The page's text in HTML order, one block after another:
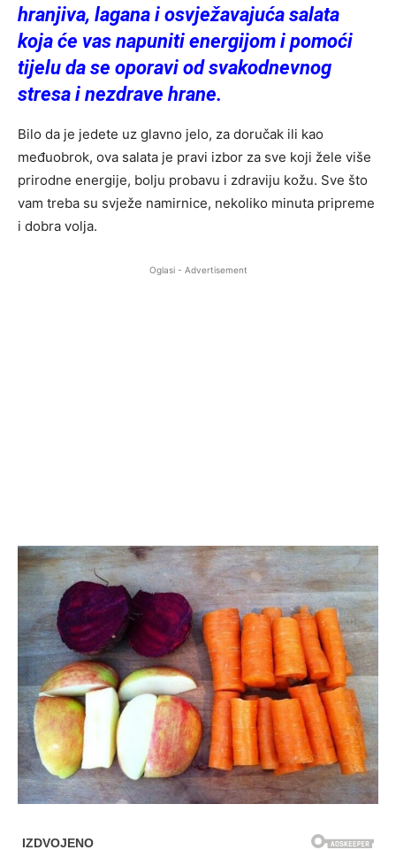
hranjiva, lagana i osvježavajuća salata
koja će vas napuniti energijom i pomoći
tijelu da se oporavi od svakodnevnog
stresa i nezdrave hrane.
Bilo da je jedete uz glavno jelo, za doručak ili kao
međuobrok, ova salata je pravi izbor za sve koji žele više
prirodne energije, bolju probavu i zdraviju kožu. Sve što
vam treba su svježe namirnice, nekoliko minuta pripreme
i dobra volja.
Oglasi - Advertisement